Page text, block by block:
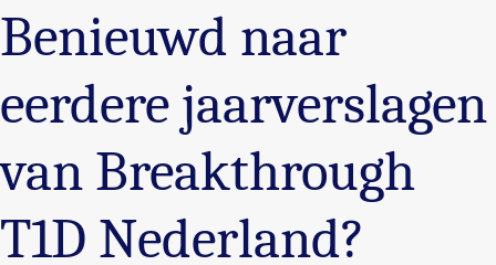
Benieuwd naar
eerdere jaarverslagen
van Breakthrough
T1D Nederland?